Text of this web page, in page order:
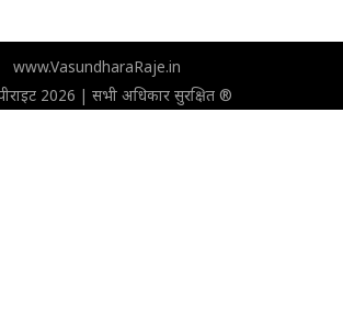
www.VasundharaRaje.in
2026 | सभी अधिकार सुरक्षित ®